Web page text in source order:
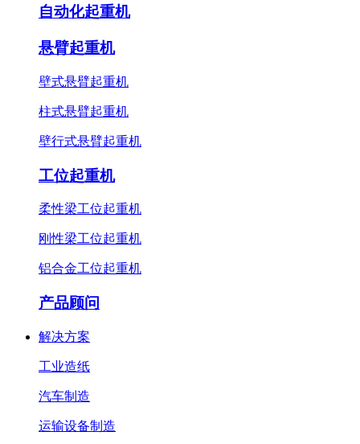
自动化起重机
悬臂起重机
壁式悬臂起重机
柱式悬臂起重机
壁行式悬臂起重机
工位起重机
柔性梁工位起重机
刚性梁工位起重机
铝合金工位起重机
产品顾问
解决方案
工业造纸
汽车制造
运输设备制造